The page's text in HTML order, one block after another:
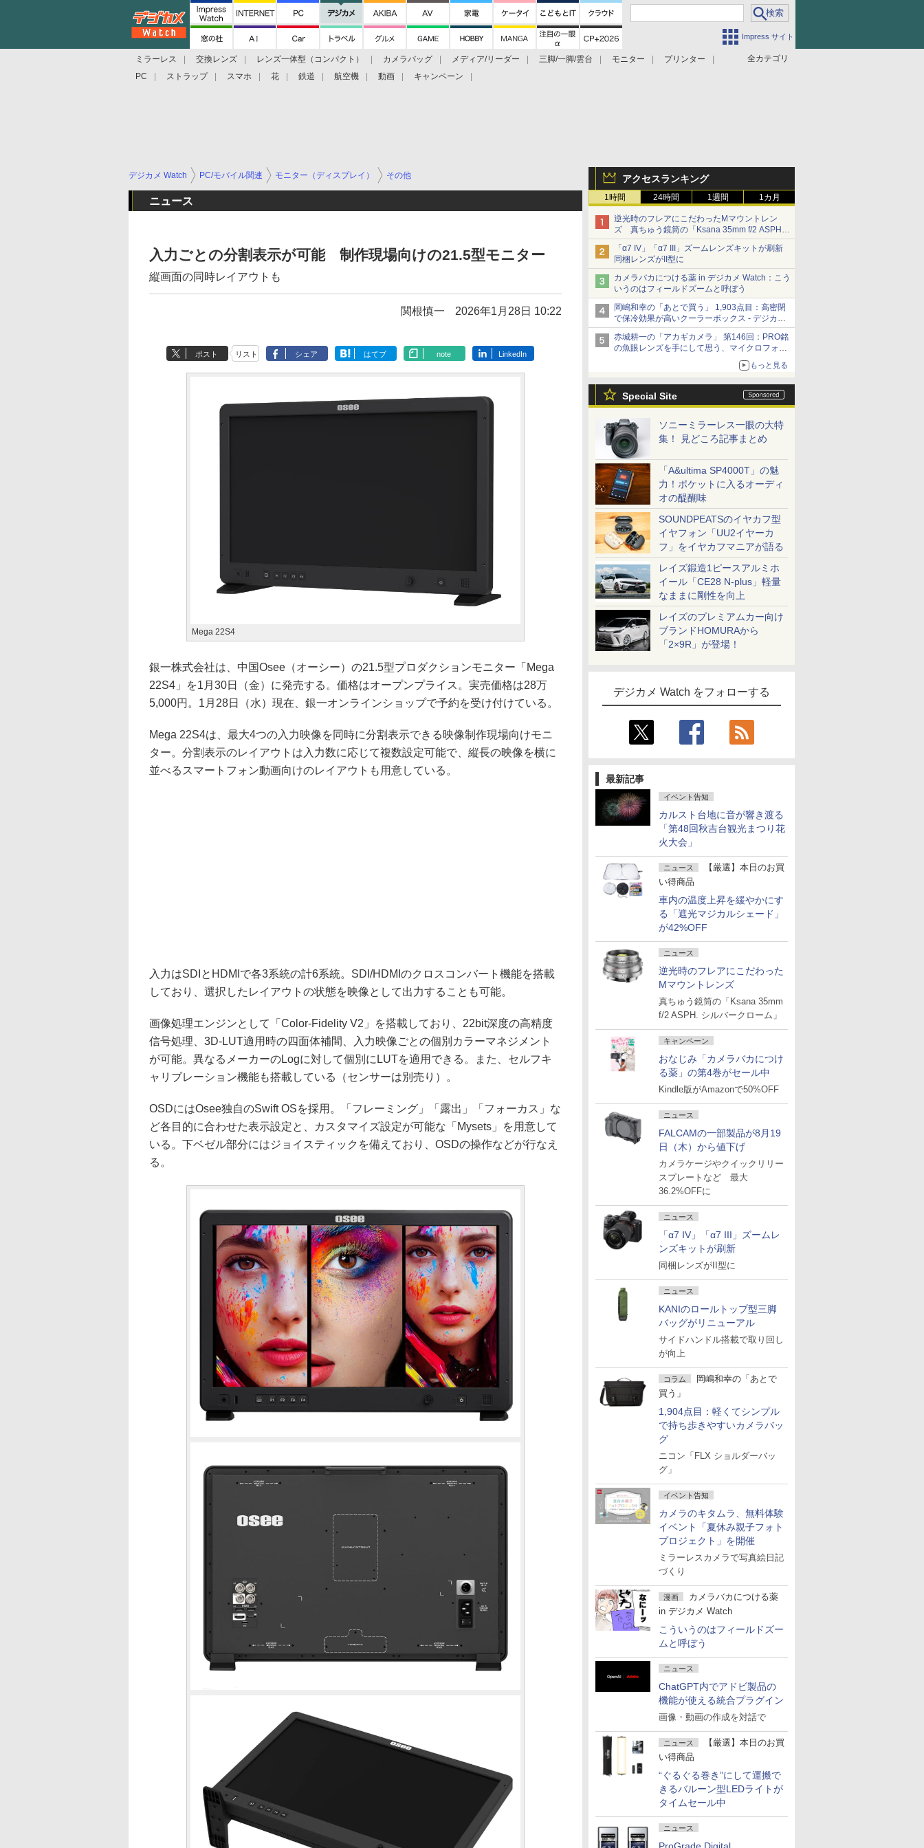
Impress サイト
全カテゴリ
ミラーレス 交換レンズ レンズ一体型（コンパクト） カメラバッグ メディア/リーダー 三脚/一脚/雲台 モニター
プリンター
PC
ストラップ スマホ 花 鉄道 航空機 動画 キャンペーン
アクセスランキング
1時間 24時間 1週間 1カ月
逆光時のフレアにこだわったMマウントレン
ズ 真ちゅう鏡筒の「Ksana 35mm f/2 ASPH.
シルバークローム」
「α7 IV」「α7 III」ズームレンズキットが刷新
同梱レンズがII型に
カメラバカにつける薬 in デジカメ Watch：こう
いうのはフィールドズームと呼ぼう
岡嶋和幸の「あとで買う」 1,903点目：高密閉
で保冷効果が高いクーラーボックス - デジカメ
Watch
赤城耕一の「アカギカメラ」 第146回：PRO銘
の魚眼レンズを手にして思う、マイクロフォー
もっと見る
Special Site
ソニーミラーレス一眼の大特
集！ 見どころ記事まとめ
「A&ultima SP4000T」の魅
力！ポケットに入るオーディ
オの醍醐味
SOUNDPEATSのイヤカフ型
イヤフォン「UU2イヤーカ
フ」をイヤカフマニアが語る
レイズ鍛造1ピースアルミホ
イール「CE28 N-plus」軽量
なままに剛性を向上
レイズのプレミアムカー向け
ブランドHOMURAから
「2×9R」が登場！
デジカメ Watch をフォローする
最新記事
イベント告知
カルスト台地に音が響き渡る
「第48回秋吉台観光まつり花
火大会」
ニュース
【厳選】本日のお買
い得商品
車内の温度上昇を緩やかにす
る「遮光マジカルシェード」
が42%OFF
ニュース
逆光時のフレアにこだわった
Mマウントレンズ
真ちゅう鏡筒の「Ksana 35mm
f/2 ASPH. シルバークローム」
キャンペーン
おなじみ「カメラバカにつけ
る薬」の第4巻がセール中
Kindle版がAmazonで50%OFF
ニュース
FALCAMの一部製品が8月19
日（木）から値下げ
カメラケージやクイックリリー
スプレートなど 最大
36.2%OFFに
ニュース
「α7 IV」「α7 III」ズームレ
ンズキットが刷新
同梱レンズがII型に
ニュース
KANIのロールトップ型三脚
バッグがリニューアル
サイドハンドル搭載で取り回し
が向上
コラム
岡嶋和幸の「あとで
買う」
1,904点目：軽くてシンプル
で持ち歩きやすいカメラバッ
グ
ニコン「FLX ショルダーバッ
グ」
イベント告知
カメラのキタムラ、無料体験
イベント「夏休み親子フォト
プロジェクト」を開催
ミラーレスカメラで写真絵日記
づくり
漫画
カメラバカにつける薬
in デジカメ Watch
こういうのはフィールドズー
ムと呼ぼう
ニュース
ChatGPT内でアドビ製品の
機能が使える統合プラグイン
画像・動画の作成を対話で
ニュース
【厳選】本日のお買
い得商品
“ぐるぐる巻き”にして運搬で
きるバルーン型LEDライトが
タイムセール中
ニュース
デジカメ Watch PC/モバイル関連 モニター（ディスプレイ） その他
ニュース
入力ごとの分割表示が可能 制作現場向けの21.5型モニター
縦画面の同時レイアウトも
関根慎一 2026年1月28日 10:22
ポスト リスト シェア はてブ note LinkedIn
Mega 22S4
銀一株式会社は、中国Osee（オーシー）の21.5型プロダクションモニター「Mega
22S4」を1月30日（金）に発売する。価格はオープンプライス。実売価格は28万
5,000円。1月28日（水）現在、銀一オンラインショップで予約を受け付けている。
Mega 22S4は、最大4つの入力映像を同時に分割表示できる映像制作現場向けモニ
ター。分割表示のレイアウトは入力数に応じて複数設定可能で、縦長の映像を横に
並べるスマートフォン動画向けのレイアウトも用意している。
入力はSDIとHDMIで各3系統の計6系統。SDI/HDMIのクロスコンバート機能を搭載
しており、選択したレイアウトの状態を映像として出力することも可能。
画像処理エンジンとして「Color-Fidelity V2」を搭載しており、22bit深度の高精度
信号処理、3D-LUT適用時の四面体補間、入力映像ごとの個別カラーマネジメント
が可能。異なるメーカーのLogに対して個別にLUTを適用できる。また、セルフキ
ャリブレーション機能も搭載している（センサーは別売り）。
OSDにはOsee独自のSwift OSを採用。「フレーミング」「露出」「フォーカス」な
ど各目的に合わせた表示設定と、カスタマイズ設定が可能な「Mysets」を用意して
いる。下ベゼル部分にはジョイスティックを備えており、OSDの操作などが行なえ
る。